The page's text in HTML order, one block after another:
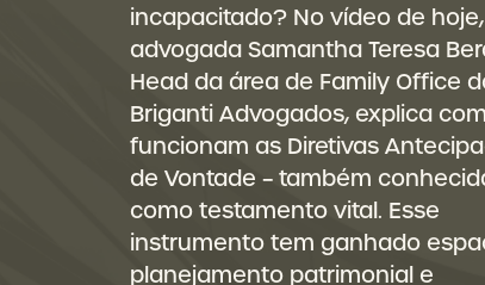
incapacitado? No vídeo de
advogada Samantha Teresa
Head da área de Family Office
Briganti Advogados, explica
funcionam as Diretivas
de Vontade – também
como testamento vital. Esse
instrumento tem ganhado
planejamento patrimonial e